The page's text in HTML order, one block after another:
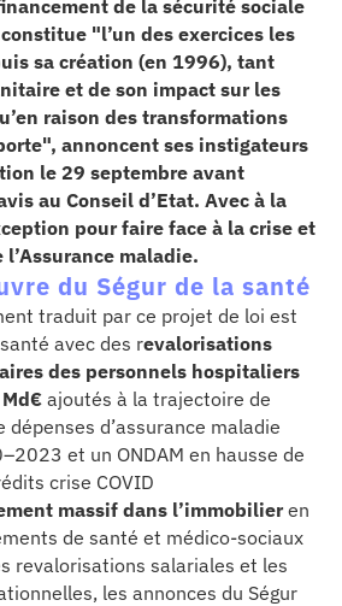
de la sécurité sociale
"l’un des exercices les
sa création (en 1996), tant
et de son impact sur les
raison des transformations
annoncent ses instigateurs
le 29 septembre avant
au Conseil d’Etat. Avec à la
pour faire face à la crise et
maladie.
du Ségur de la santé
traduit par ce projet de loi est
avec des revalorisations
des personnels hospitaliers
ajoutés à la trajectoire de
dépenses d’assurance maladie
et un ONDAM en hausse de
crise COVID
massif dans l’immobilier en
de santé et médico-sociaux
revalorisations salariales et les
les annonces du Ségur